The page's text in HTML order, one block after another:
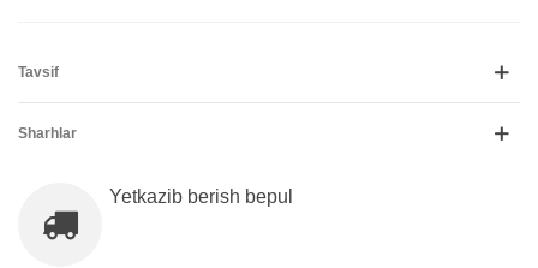
Tavsif
Sharhlar
Yetkazib berish bepul